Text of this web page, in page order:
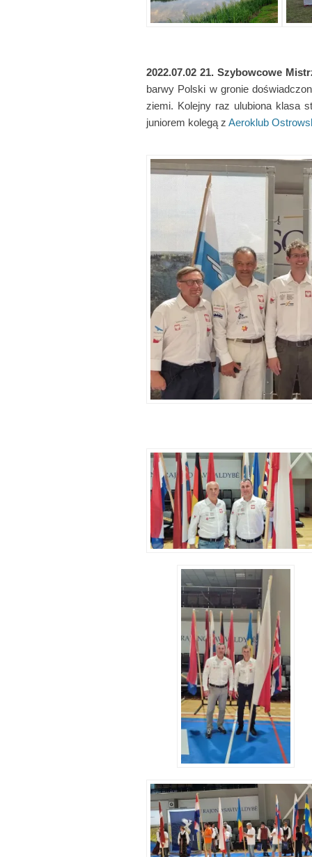
2022.07.02 21. Szybowcowe
barwy Polski w gronie
ziemi. Kolejny raz ulubiona klasa
juniorem kolegą z Aeroklub